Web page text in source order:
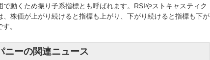
動くため振り子系指標とも呼ばれます。RSIやストキャスティク
株価が上がり続けると指標も上がり、下がり続けると指標も下が
。
ニーの関連ニュース